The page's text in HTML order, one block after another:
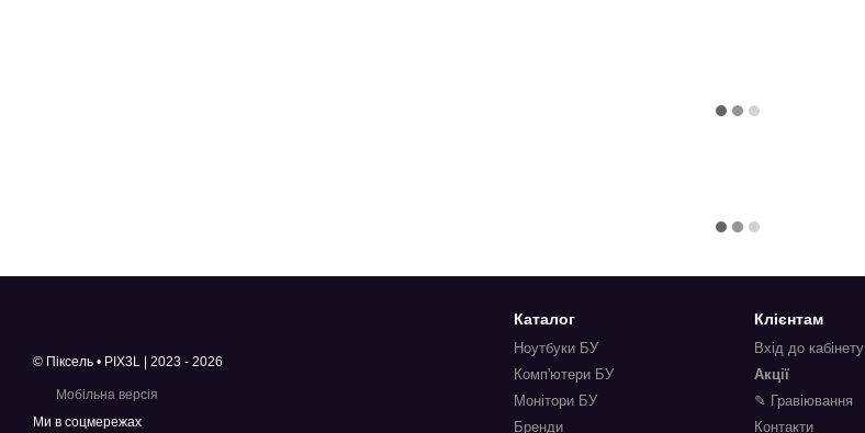
© Піксель • PIX3L | 2023 - 2026
Мобільна версія
Ми в соцмережах
Каталог
Ноутбуки БУ
Комп'ютери БУ
Монітори БУ
Бренди
Клієнтам
Вхід до кабінету
Акції
✎ Гравіювання
Контакти